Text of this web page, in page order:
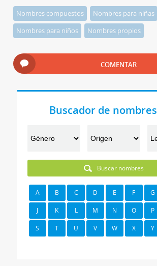
Nombres compuestos
Nombres para niñas
Nombres para niños
Nombres propios
COMENTAR
Buscador de nombres
Buscar nombres
A B C D E F G
J K L M N O P
S T U V W X Y